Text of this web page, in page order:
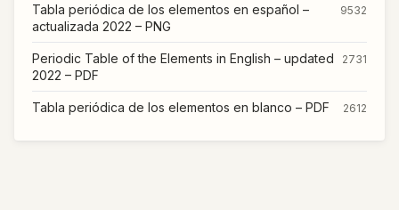
Tabla periódica de los elementos en español –
actualizada 2022 – PNG
9532
Periodic Table of the Elements in English – updated
2022 – PDF
2731
Tabla periódica de los elementos en blanco – PDF 2612